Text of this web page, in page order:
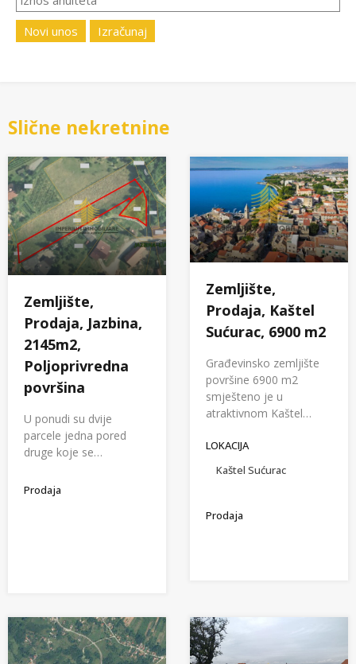
Novi unos Izračunaj
Slične nekretnine
Zemljište,
Prodaja, Jazbina,
2145m2,
Poljoprivredna
površina
U ponudi su dvije
parcele jedna pored
druge koje se…
Prodaja
Zemljište,
Prodaja, Kaštel
Sućurac, 6900 m2
Građevinsko zemljište
površine 6900 m2
smješteno je u
atraktivnom Kaštel…
LOKACIJA
Kaštel Sućurac
Prodaja